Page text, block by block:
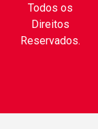
Todos os
Direitos
Reservados.